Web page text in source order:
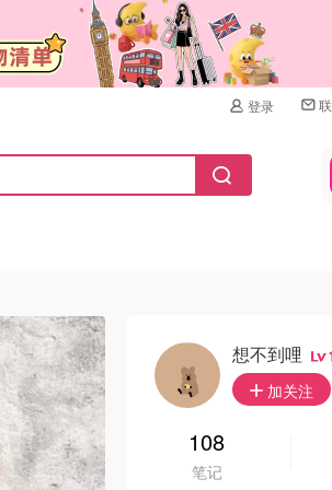
登录
想不到哩
加关注
108
笔记